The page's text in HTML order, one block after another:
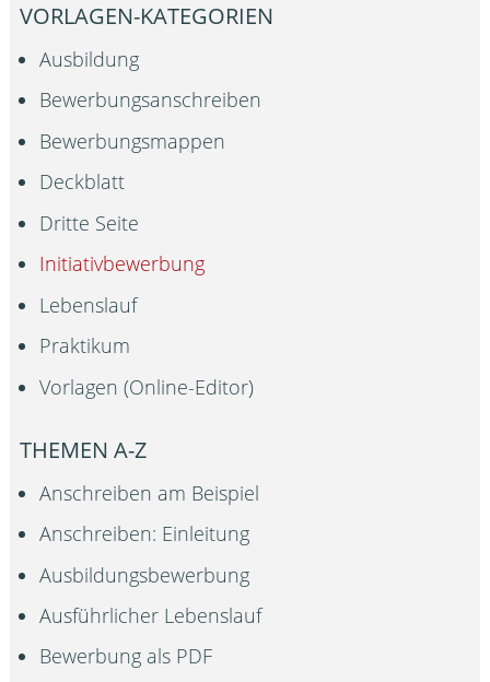
VORLAGEN-KATEGORIEN
Ausbildung
Bewerbungsanschreiben
Bewerbungsmappen
Deckblatt
Dritte Seite
Initiativbewerbung
Lebenslauf
Praktikum
Vorlagen (Online-Editor)
THEMEN A-Z
Anschreiben am Beispiel
Anschreiben: Einleitung
Ausbildungsbewerbung
Ausführlicher Lebenslauf
Bewerbung als PDF